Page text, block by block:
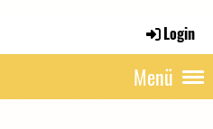
Login
Menü